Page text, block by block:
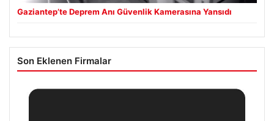
Gaziantep’te Deprem Anı Güvenlik Kamerasına Yansıdı
Son Eklenen Firmalar